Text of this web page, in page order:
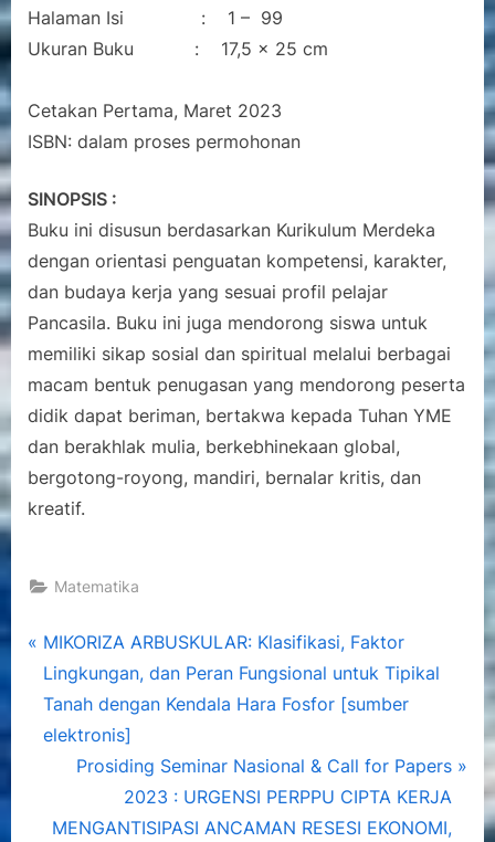
Halaman Isi : 1 – 99
Ukuran Buku : 17,5 x 25 cm
Cetakan Pertama, Maret 2023
ISBN: dalam proses permohonan
SINOPSIS :
Buku ini disusun berdasarkan Kurikulum Merdeka
dengan orientasi penguatan kompetensi, karakter,
dan budaya kerja yang sesuai profil pelajar
Pancasila. Buku ini juga mendorong siswa untuk
memiliki sikap sosial dan spiritual melalui berbagai
macam bentuk penugasan yang mendorong peserta
didik dapat beriman, bertakwa kepada Tuhan YME
dan berakhlak mulia, berkebhinekaan global,
bergotong-royong, mandiri, bernalar kritis, dan
kreatif.
Matematika
Post
navigation
P
r
e
v
MIKORIZA ARBUSKULAR: Klasifikasi, Faktor
Lingkungan, dan Peran Fungsional untuk Tipikal
Tanah dengan Kendala Hara Fosfor [sumber
elektronis]
N
x
Prosiding Seminar Nasional & Call for Papers
2023 : URGENSI PERPPU CIPTA KERJA
MENGANTISIPASI ANCAMAN RESESI EKONOMI,